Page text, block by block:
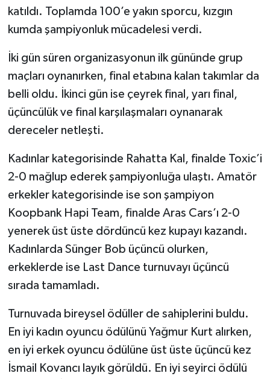
katıldı. Toplamda 100’e yakın sporcu, kızgın
kumda şampiyonluk mücadelesi verdi.
İki gün süren organizasyonun ilk gününde grup
maçları oynanırken, final etabına kalan takımlar da
belli oldu. İkinci gün ise çeyrek final, yarı final,
üçüncülük ve final karşılaşmaları oynanarak
dereceler netleşti.
Kadınlar kategorisinde Rahatta Kal, finalde Toxic’i
2-0 mağlup ederek şampiyonluğa ulaştı. Amatör
erkekler kategorisinde ise son şampiyon
Koopbank Hapi Team, finalde Aras Cars’ı 2-0
yenerek üst üste dördüncü kez kupayı kazandı.
Kadınlarda Sünger Bob üçüncü olurken,
erkeklerde ise Last Dance turnuvayı üçüncü
sırada tamamladı.
Turnuvada bireysel ödüller de sahiplerini buldu.
En iyi kadın oyuncu ödülünü Yağmur Kurt alırken,
en iyi erkek oyuncu ödülüne üst üste üçüncü kez
İsmail Kovancı layık görüldü. En iyi seyirci ödülü